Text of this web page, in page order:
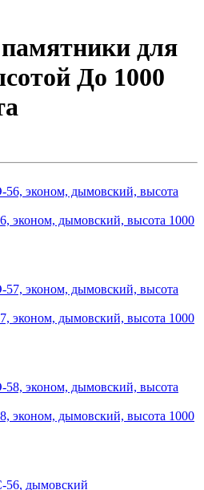
для
До 1000
эконом, дымовский, высота 1000
эконом, дымовский, высота 1000
эконом, дымовский, высота 1000